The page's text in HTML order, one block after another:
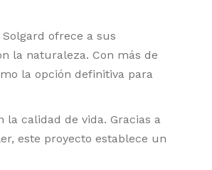
ofrece a sus
la naturaleza. Con más de
la opción definitiva para
calidad de vida. Gracias a
este proyecto establece un